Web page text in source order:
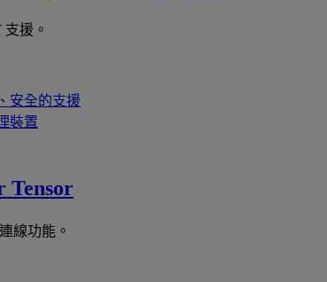
援。
安全的支援
裝置
Tensor
線功能。